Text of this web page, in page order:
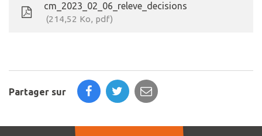
cm_2023_02_06_releve_decisions
214,52 Ko, pdf
Partager sur